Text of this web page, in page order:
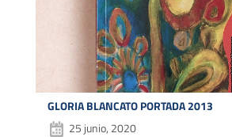
GLORIA BLANCATO PORTADA 2013
25 junio, 2020